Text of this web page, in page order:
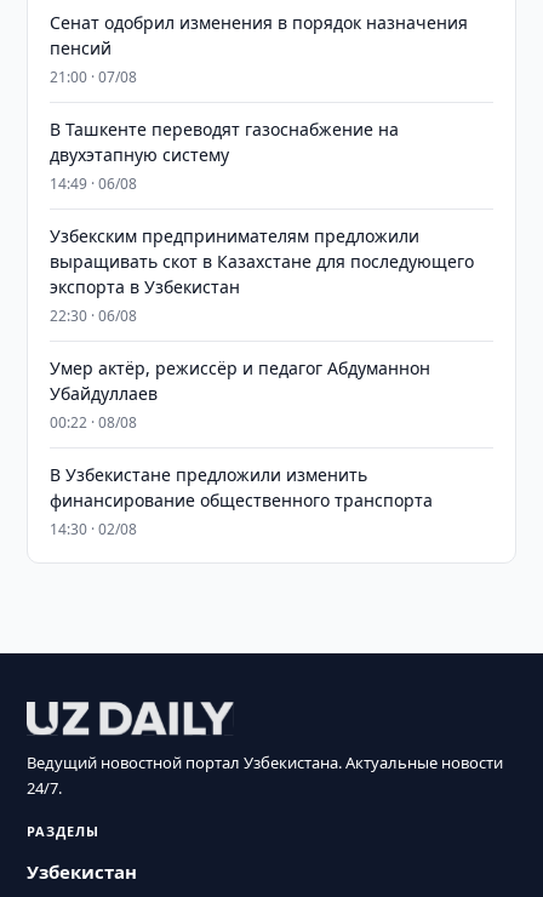
Сенат одобрил изменения в порядок назначения
пенсий
21:00 · 07/08
В Ташкенте переводят газоснабжение на
двухэтапную систему
14:49 · 06/08
Узбекским предпринимателям предложили
выращивать скот в Казахстане для последующего
экспорта в Узбекистан
22:30 · 06/08
Умер актёр, режиссёр и педагог Абдуманнон
Убайдуллаев
00:22 · 08/08
В Узбекистане предложили изменить
финансирование общественного транспорта
14:30 · 02/08
Ведущий новостной портал Узбекистана. Актуальные новости
24/7.
РАЗДЕЛЫ
Узбекистан